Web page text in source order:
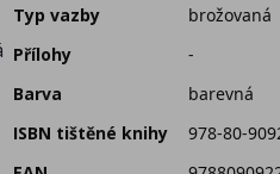
Typ vazby
brožovaná
Přílohy
-
Barva
barevná
ISBN tištěné knihy
978-80-